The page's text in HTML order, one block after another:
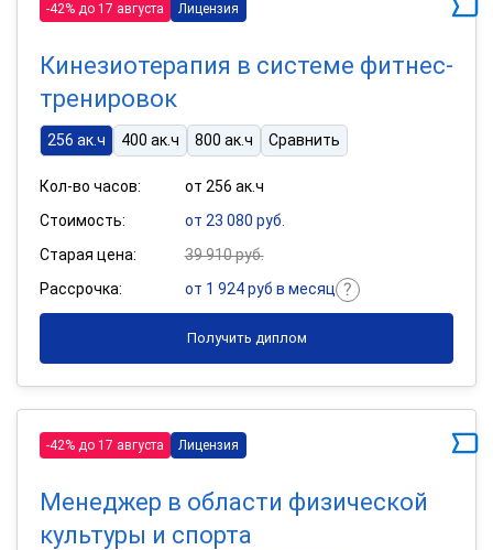
-42% до 17 августа Лицензия
Кинезиотерапия в системе фитнес-
тренировок
256 ак.ч 400 ак.ч 800 ак.ч Сравнить
Кол-во часов:
от 256 ак.ч
Стоимость:
от 23 080 руб.
Старая цена:
39 910 руб.
Рассрочка:
от 1 924 руб в месяц
Получить диплом
-42% до 17 августа Лицензия
Менеджер в области физической
культуры и спорта